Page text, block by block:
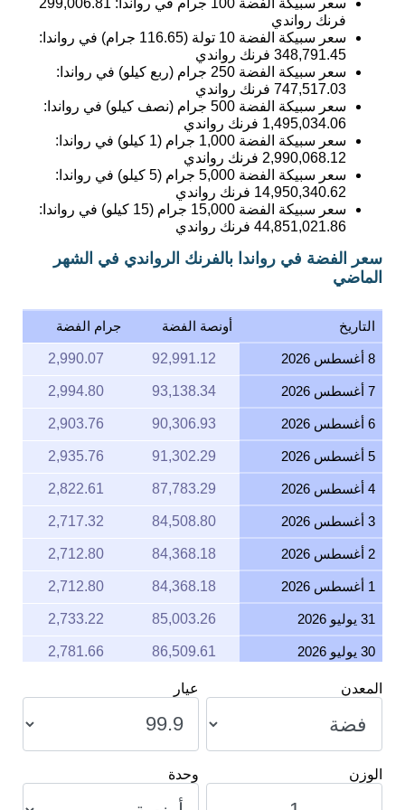
فرنك رواندي
سعر سبيكة الفضة 10 تولة (116.65 جرام) في رواندا:
348,791.45 فرنك رواندي
سعر سبيكة الفضة 250 جرام (ربع كيلو) في رواندا:
747,517.03 فرنك رواندي
سعر سبيكة الفضة 500 جرام (نصف كيلو) في رواندا:
1,495,034.06 فرنك رواندي
سعر سبيكة الفضة 1,000 جرام (1 كيلو) في رواندا:
2,990,068.12 فرنك رواندي
سعر سبيكة الفضة 5,000 جرام (5 كيلو) في رواندا:
14,950,340.62 فرنك رواندي
سعر سبيكة الفضة 15,000 جرام (15 كيلو) في رواندا:
44,851,021.86 فرنك رواندي
سعر الفضة في رواندا بالفرنك الرواندي في الشهر
الماضي
التاريخ أونصة الفضة جرام الفضة
8 أغسطس 2026 92,991.12
2,990.07
7 أغسطس 2026 93,138.34
2,994.80
6 أغسطس 2026 90,306.93
2,903.76
5 أغسطس 2026 91,302.29
2,935.76
4 أغسطس 2026 87,783.29
2,822.61
3 أغسطس 2026 84,508.80
2,717.32
2 أغسطس 2026 84,368.18
2,712.80
1 أغسطس 2026 84,368.18
2,712.80
31 يوليو 2026 85,003.26
2,733.22
30 يوليو 2026 86,509.61
2,781.66
29 يوليو 2026 84,863.05
28 يوليو 2026 83,656.92
27 يوليو 2026 85,776.14
2,758.08
26 يوليو 2026 85,730.65
2,756.61
المعدن عيار
الوزن وحدة